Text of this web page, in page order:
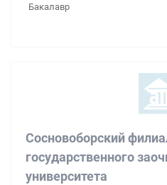
Бакалавр
Сосновоборский
государственного
университета